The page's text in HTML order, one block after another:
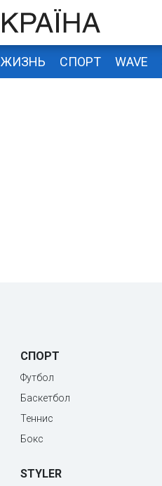
ЖИЗНЬ СПОРТ WAVE
СПОРТ
Футбол
Баскетбол
Теннис
Бокс
STYLER